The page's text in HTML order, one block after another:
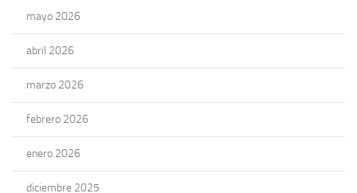
mayo 2026
abril 2026
marzo 2026
febrero 2026
enero 2026
diciembre 2025